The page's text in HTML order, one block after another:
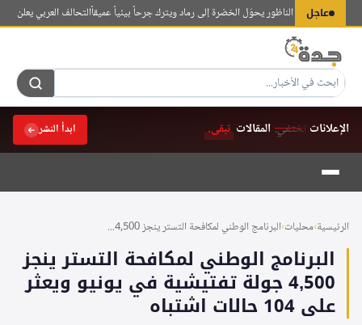
عاجل
حريق جبل الناظور يحوّل الخضرة إلى رماد ويترك جرحاً بيئياً عميقاًالتحالف العربي يعلن إصابة 11 مدنياً بينهم 7 سعوديين في هجمات حوثية على نجران
الإعلانات تختفي.المقالات تبقى. ابدأ النشر
التجاوز
المحتوى
الرئيسية›محليات›البرنامج الوطني لمكافحة التستر ينجز 4,500...
البرنامج الوطني لمكافحة التستر ينجز
4,500 جولة تفتيشية في يونيو ويعثر
على 104 حالات اشتباه